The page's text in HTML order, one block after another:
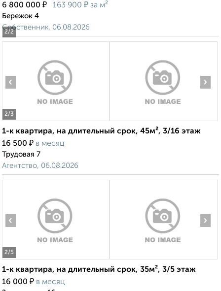
2/2
6 800 000 ₽ 163 900 ₽ за м²
Бережок 4
Собственник, 06.08.2026
2/3
‹ ›
1-к квартира, на длительный срок, 45м², 3/16 этаж
16 500 ₽ в месяц
Трудовая 7
Агентство, 06.08.2026
2/5
‹ ›
1-к квартира, на длительный срок, 35м², 3/5 этаж
16 000 ₽ в месяц